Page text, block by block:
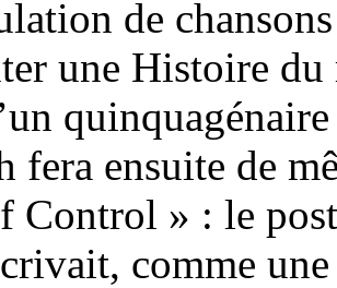
de
une Histoire du
fera ensuite de
Control » : le
comme